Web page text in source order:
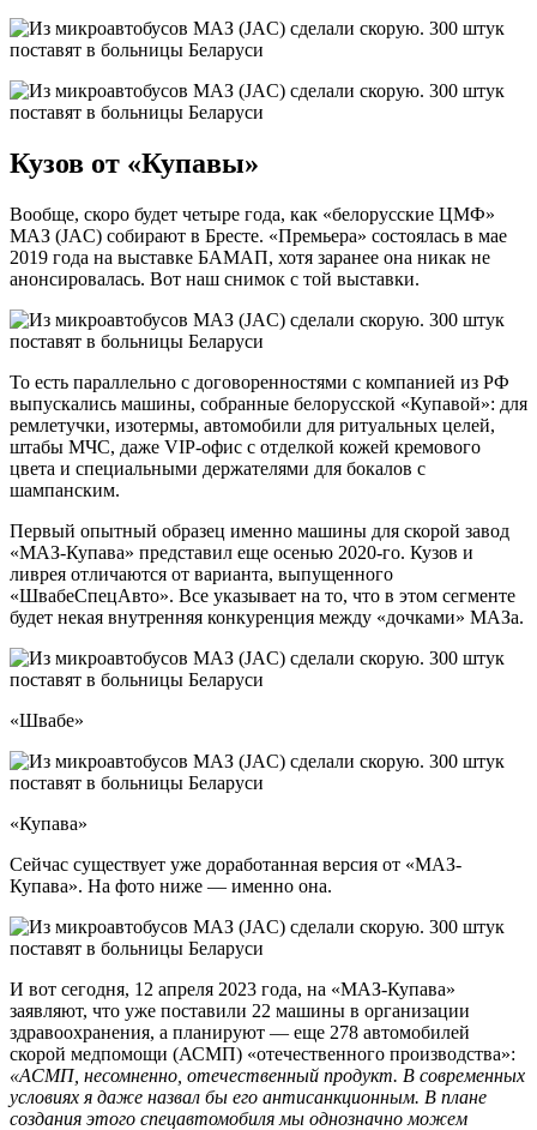
Кузов от «Купавы»
Вообще, скоро будет четыре года, как «белорусские ЦМФ»
МАЗ (JAC) собирают в Бресте. «Премьера» состоялась в мае
2019 года на выставке БАМАП, хотя заранее она никак не
анонсировалась. Вот наш снимок с той выставки.
То есть параллельно с договоренностями с компанией из РФ
выпускались машины, собранные белорусской «Купавой»: для
ремлетучки, изотермы, автомобили для ритуальных целей,
штабы МЧС, даже VIP-офис с отделкой кожей кремового
цвета и специальными держателями для бокалов с
шампанским.
Первый опытный образец именно машины для скорой завод
«МАЗ-Купава» представил еще осенью 2020-го. Кузов и
ливрея отличаются от варианта, выпущенного
«ШвабеСпецАвто». Все указывает на то, что в этом сегменте
будет некая внутренняя конкуренция между «дочками» МАЗа.
«Швабе»
«Купава»
Сейчас существует уже доработанная версия от «МАЗ-
Купава». На фото ниже — именно она.
И вот сегодня, 12 апреля 2023 года, на «МАЗ-Купава»
заявляют, что уже поставили 22 машины в организации
здравоохранения, а планируют — еще 278 автомобилей
скорой медпомощи (АСМП) «отечественного производства»:
«АСМП, несомненно, отечественный продукт. В современных
условиях я даже назвал бы его антисанкционным. В плане
создания этого спецавтомобиля мы однозначно можем